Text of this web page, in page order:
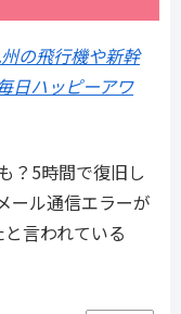
の飛行機や新幹
日ハッピーアワ
？5時間で復旧し
ール通信エラーが
言われている